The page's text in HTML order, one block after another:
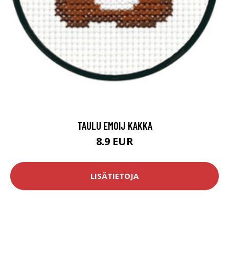
TAULU EMOIJ KAKKA
8.9 EUR
LISÄTIETOJA